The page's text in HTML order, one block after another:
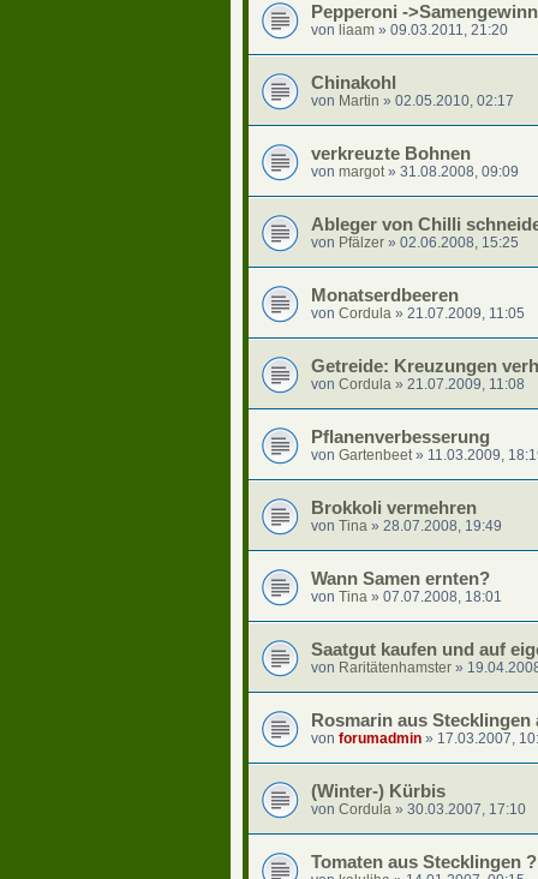
Pepperoni -
von liaam » 09.03.2011, 21:20
Chinakohl
von Martin » 02.05.2010, 02:17
verkreuzte Bohnen
von margot» 31.08.2008, 09:09
Ableger von Chilli
von Pfälzer » 02.06.2008, 15:25
Monatserdbeeren
von Cordula » 21.07.2009, 11:05
Getreide: Kreuzungen
von Cordula » 21.07.2009, 11:08
Pflanenverbesserung
von Gartenbeet» 11.03.2009,
Brokkoli vermehren
von Tina » 28.07.2008, 19:49
Wann Samen ernten?
von Tina » 07.07.2008, 18:01
Saatgut kaufen und auf
von Raritätenhamster »
Rosmarin aus Stecklingen
von forumadmin » 17.03.2007,
(Winter-) Kürbis
von Cordula » 30.03.2007, 17:10
Tomaten aus Stecklingen ?